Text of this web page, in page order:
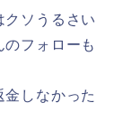
クソうるさい
フォローも
しなかった